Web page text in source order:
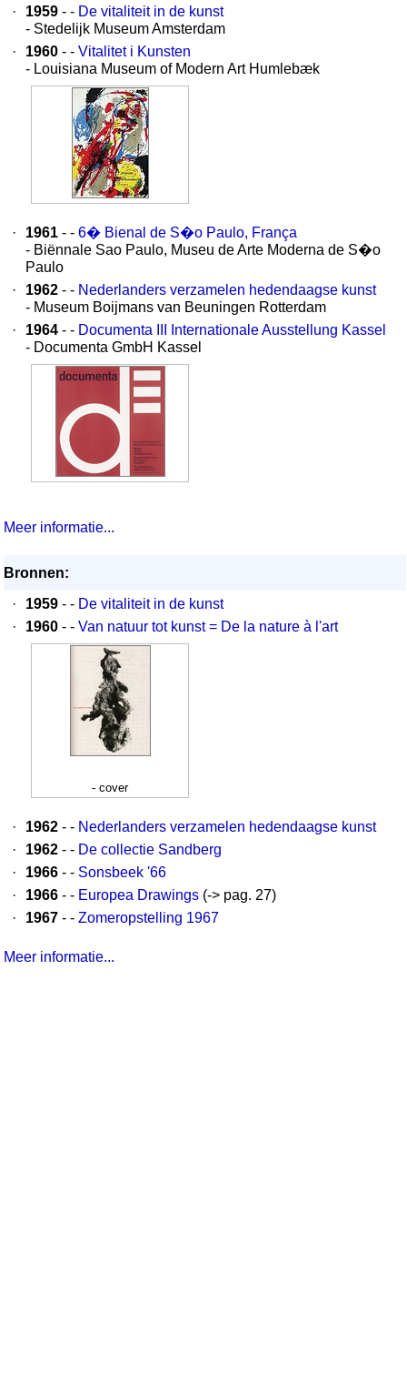
·
1959 - - De vitaliteit in de kunst
- Stedelijk Museum Amsterdam
·
1960 - - Vitalitet i Kunsten
- Louisiana Museum of Modern Art Humlebæk
· 1961 - - 6� Bienal de S�o Paulo, França
- Biënnale Sao Paulo, Museu de Arte Moderna de S�o
Paulo
·
1962 - - Nederlanders verzamelen hedendaagse kunst
- Museum Boijmans van Beuningen Rotterdam
·
1964 - - Documenta III Internationale Ausstellung Kassel
- Documenta GmbH Kassel
Meer informatie...
Bronnen:
·
1959 - - De vitaliteit in de kunst
·
1960 - - Van natuur tot kunst = De la nature à l'art
- cover
· 1962 - - Nederlanders verzamelen hedendaagse kunst
·
1962 - - De collectie Sandberg
·
1966 - - Sonsbeek '66
·
1966 - - Europea Drawings (-> pag. 27)
·
1967 - - Zomeropstelling 1967
Meer informatie...